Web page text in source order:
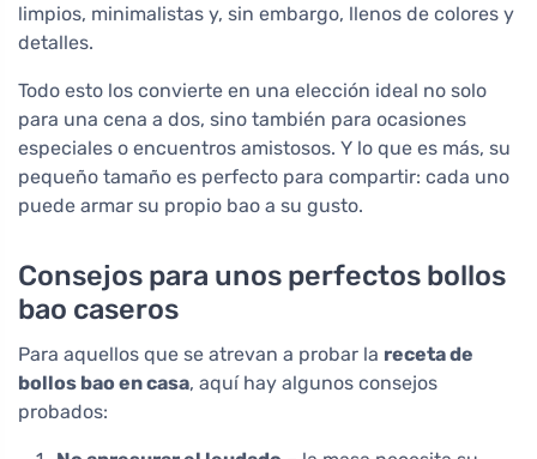
limpios, minimalistas y, sin embargo, llenos de colores y
detalles.
Todo esto los convierte en una elección ideal no solo
para una cena a dos, sino también para ocasiones
especiales o encuentros amistosos. Y lo que es más, su
pequeño tamaño es perfecto para compartir: cada uno
puede armar su propio bao a su gusto.
Consejos para unos perfectos bollos
bao caseros
Para aquellos que se atrevan a probar la receta de
bollos bao en casa, aquí hay algunos consejos
probados: